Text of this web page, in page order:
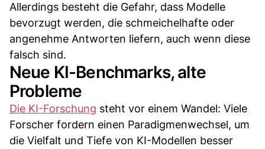
Allerdings besteht die Gefahr, dass Modelle
bevorzugt werden, die schmeichelhafte oder
angenehme Antworten liefern, auch wenn diese
falsch sind.
Neue KI-Benchmarks, alte
Probleme
Die KI-Forschung steht vor einem Wandel: Viele
Forscher fordern einen Paradigmenwechsel, um
die Vielfalt und Tiefe von KI-Modellen besser